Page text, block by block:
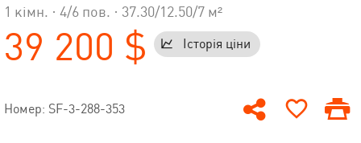
1 кімн. · 4/6 пов. · 37.30/12.50/7 м²
39 200 $ Історія ціни
Номер: SF-3-288-353